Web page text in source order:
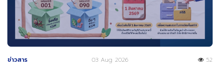
ข่าวสาร 03 Aug 2026 52